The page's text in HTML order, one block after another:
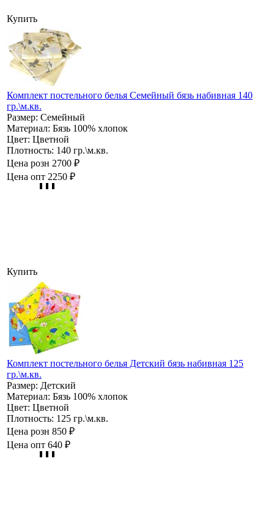
Купить
Комплект постельного белья Семейный бязь набивная 140
гр.\м.кв.
Размер: Семейный
Материал: Бязь 100% хлопок
Цвет: Цветной
Плотность: 140 гр.\м.кв.
Цена розн 2700 ₽
Цена опт 2250 ₽
Купить
Комплект постельного белья Детский бязь набивная 125
гр.\м.кв.
Размер: Детский
Материал: Бязь 100% хлопок
Цвет: Цветной
Плотность: 125 гр.\м.кв.
Цена розн 850 ₽
Цена опт 640 ₽